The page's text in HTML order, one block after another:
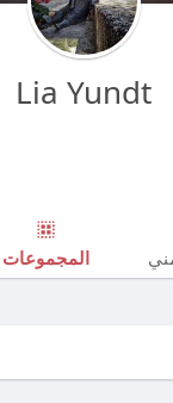
Lia Yundt
المجموعات